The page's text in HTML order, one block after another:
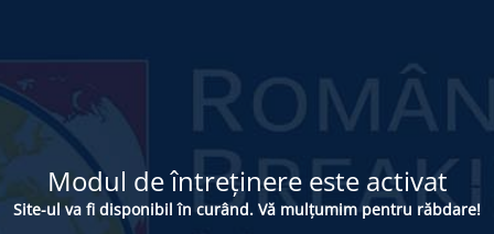
Modul de întreținere este activat
Site-ul va fi disponibil în curând. Vă mulțumim pentru răbdare!